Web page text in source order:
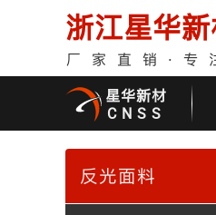
浙江星华
厂家直销·专
星华新材
CNSS
反光面料